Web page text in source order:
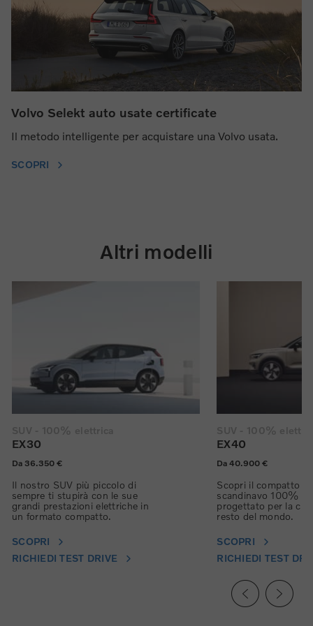
Volvo Selekt auto usate certificate
Il metodo intelligente per acquistare una Volvo usata.
SCOPRI
Altri modelli
EX30
Da 36.350 €
Il nostro SUV più piccolo di
sempre ti stupirà con le sue
grandi prestazioni elettriche in
un formato compatto.
SCOPRI
RICHIEDI TEST DRIVE
EX40
Da 40.900 €
Scopri il compatto
scandinavo 100%
progettato per la
resto del mondo.
SCOPRI
RICHIEDI TEST